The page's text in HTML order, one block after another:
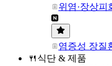
위염·장상피
염증성 장질
🍴식단 & 제품